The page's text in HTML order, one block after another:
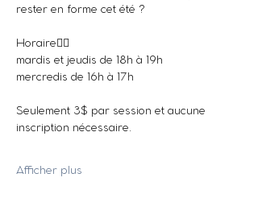
rester en forme cet été ?
Horaire👇🏼
mardis et jeudis de 18h à 19h
mercredis de 16h à 17h
Seulement 3$ par session et aucune
inscription nécessaire.
Afficher plus